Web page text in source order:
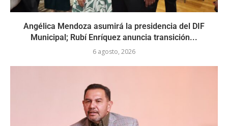
Angélica Mendoza asumirá la presidencia del DIF
Municipal; Rubí Enríquez anuncia transición...
6 agosto, 2026